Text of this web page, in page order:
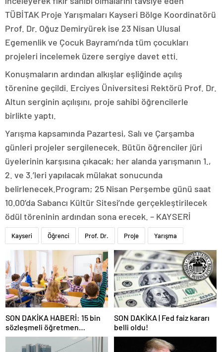
TÜBİTAK Proje Yarışmaları Kayseri Bölge Koordinatörü
Prof. Dr. Oğuz Demiryürek ise 23 Nisan Ulusal
Egemenlik ve Çocuk Bayramı’nda tüm çocukları
projeleri incelemek üzere sergiye davet etti.
Konuşmaların ardından alkışlar eşliğinde açılış
törenine geçildi. Erciyes Üniversitesi Rektörü Prof. Dr.
Altun serginin açılışını, proje sahibi öğrencilerle
birlikte yaptı.
Yarışma kapsamında Pazartesi, Salı ve Çarşamba
günleri projeler sergilenecek. Bütün öğrenciler jüri
üyelerinin karşısına çıkacak; her alanda yarışmanın 1.,
2. ve 3.’leri yapılacak mülakat sonucunda
belirlenecek.Program; 25 Nisan Perşembe günü saat
10.00’da Sabancı Kültür Sitesi’nde gerçekleştirilecek
ödül töreninin ardından sona erecek. – KAYSERİ
Kayseri Öğrenci Prof. Dr. Proje Yarışma
SON DAKİKA HABERİ: 15 bin
sözleşmeli öğretmen
atamasında sözlü sınava hak
kazanan adaylar açıklandı
SON DAKİKA | Fed faiz kararı
belli oldu!